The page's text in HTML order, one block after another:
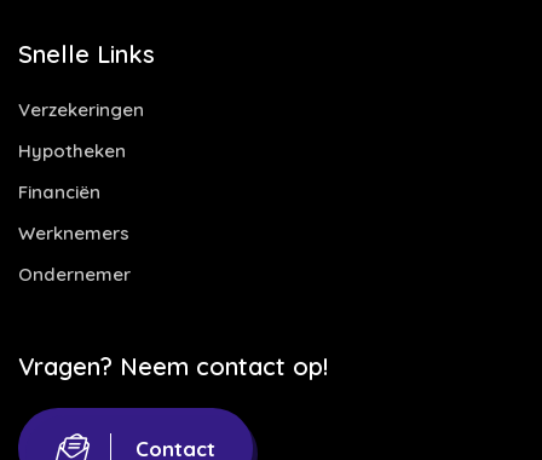
Snelle Links
Verzekeringen
Hypotheken
Financiën
Werknemers
Ondernemer
Vragen? Neem contact op!
Contact